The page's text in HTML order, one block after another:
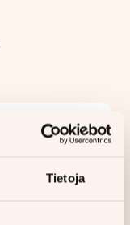
Tietoja
322,26 €